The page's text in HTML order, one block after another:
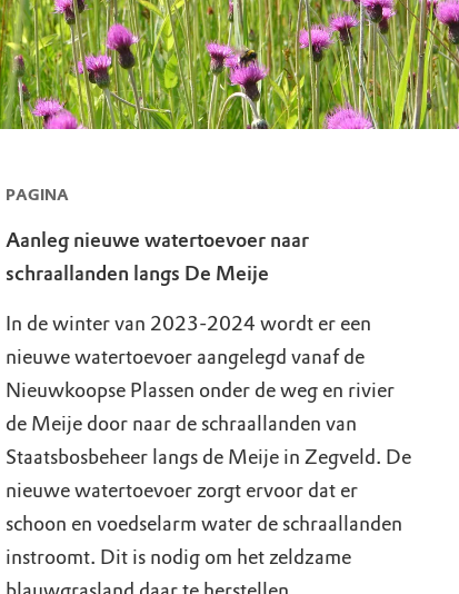
PAGINA
Aanleg nieuwe watertoevoer naar
schraallanden langs De Meije
In de winter van 2023-2024 wordt er een
nieuwe watertoevoer aangelegd vanaf de
Nieuwkoopse Plassen onder de weg en rivier
de Meije door naar de schraallanden van
Staatsbosbeheer langs de Meije in Zegveld. De
nieuwe watertoevoer zorgt ervoor dat er
schoon en voedselarm water de schraallanden
instroomt. Dit is nodig om het zeldzame